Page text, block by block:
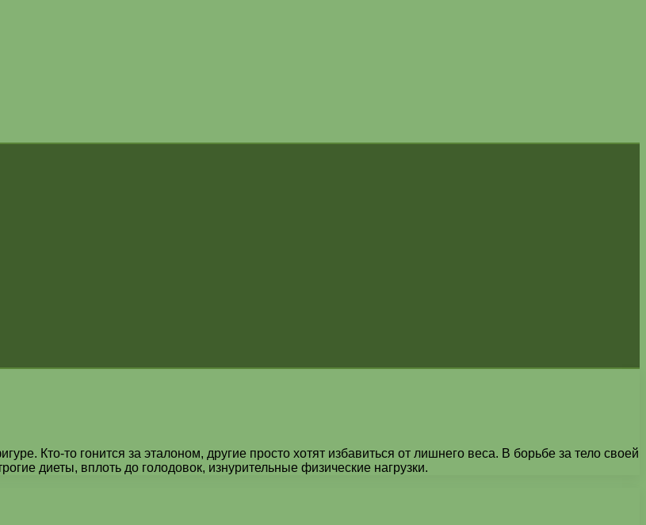
Кто-то гонится за эталоном, другие просто хотят избавиться от лишнего веса. В борьбе за тело своей
диеты, вплоть до голодовок, изнурительные физические нагрузки.